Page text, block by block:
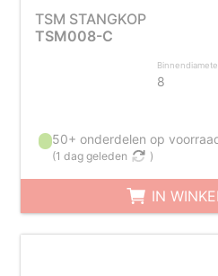
TSM STANGKOP
TSM008-C
8
50+ onderdelen op
(1 dag geleden )
IN